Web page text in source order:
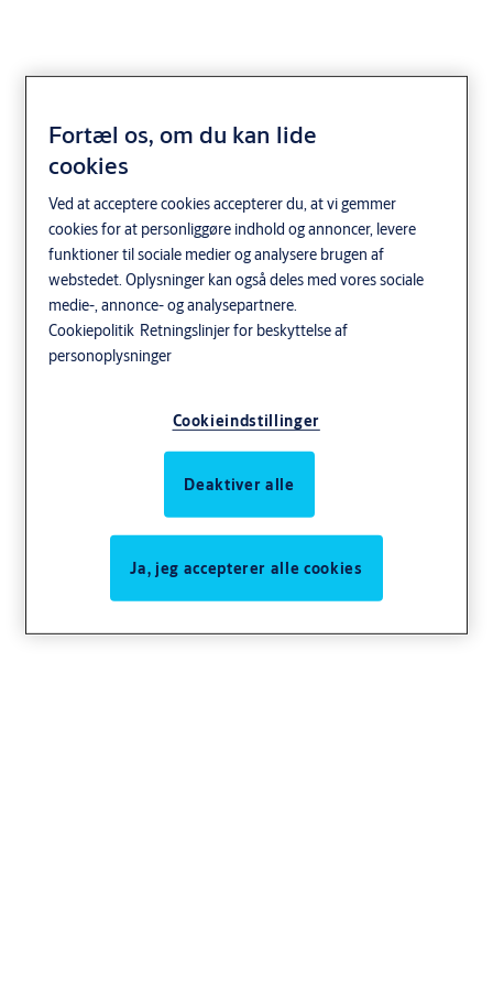
PHILLIPS
Fortæl os, om du kan lide
cookies
Ved at acceptere cookies accepterer du, at vi gemmer
cookies for at personliggøre indhold og annoncer, levere
funktioner til sociale medier og analysere brugen af
webstedet. Oplysninger kan også deles med vores sociale
medie-, annonce- og analysepartnere.
Cookiepolitik Retningslinjer for beskyttelse af
personoplysninger
Cookieindstillinger
Deaktiver alle
Ja, jeg accepterer alle cookies